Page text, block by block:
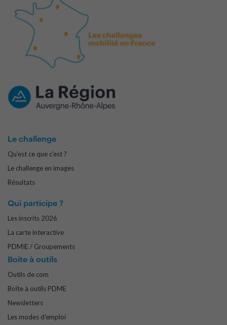
Le challenge
Qu'est ce que c'est ?
Le challenge en images
Résultats
Qui participe ?
Les inscrits 2026
La carte interactive
PDMIE / Groupements
Boite à outils
Outils de com
Boîte à outils PDME
Newsletters
Les modes d'emploi